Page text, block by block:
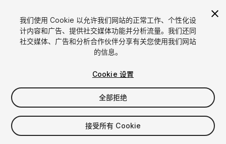
1/21
$24.40
增值税将在结算时计算
我们使用 Cookie 以允许我们网站的正常工作、个性化设
计内容和广告、提供社交媒体功能并分析流量。我们还同
社交媒体、广告和分析合作伙伴分享有关您使用我们网站
的信息。
Cookie 设置
全部拒绝
接受所有 Cookie